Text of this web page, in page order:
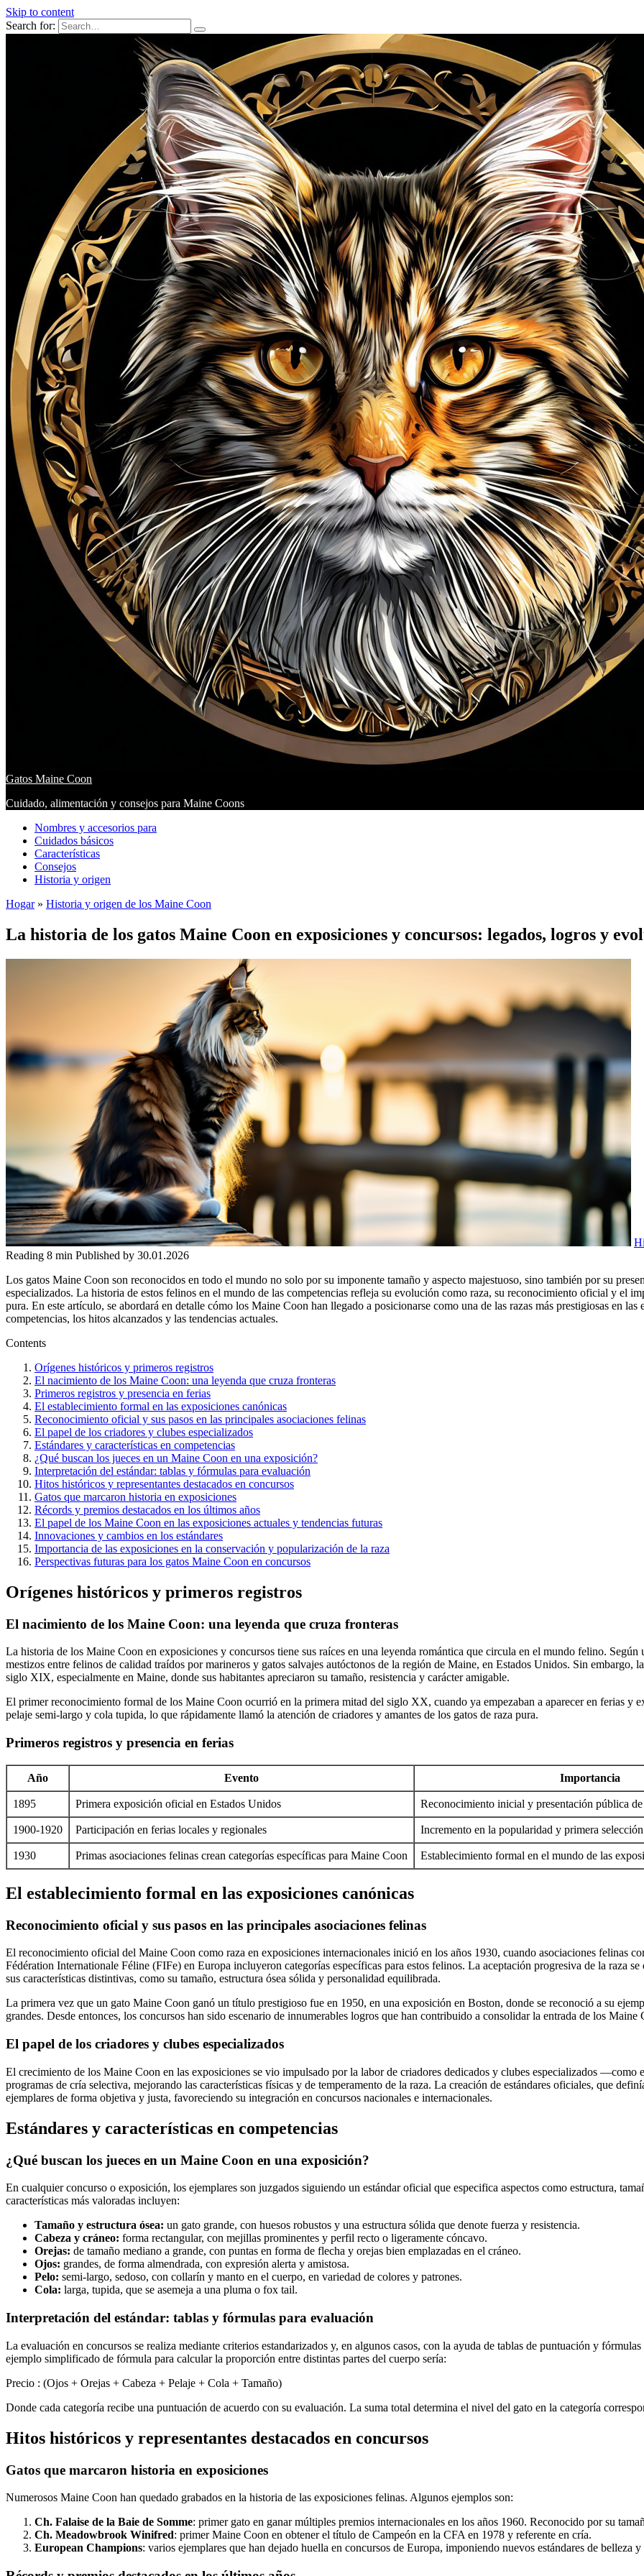
Skip to content
Search for:
Gatos Maine Coon
Cuidado, alimentación y consejos para Maine Coons
Nombres y accesorios para
Cuidados básicos
Características
Consejos
Historia y origen
Hogar» Historia y origen de los Maine Coon
La historia de los gatos Maine Coon en exposiciones y concursos: legados, logros y
Reading 8 min Published by 30.01.2026
Los gatos Maine Coon son reconocidos en todo el mundo no solo por su imponente tamaño y aspecto majestuoso, sino también por su
especializados. La historia de estos felinos en el mundo de las competencias refleja su evolución como raza, su reconocimiento oficial y el
pura. En este artículo, se abordará en detalle cómo los Maine Coon han llegado a posicionarse como una de las razas más prestigiosas en
competencias, los hitos alcanzados y las tendencias actuales.
Contents
Orígenes históricos y primeros registros
El nacimiento de los Maine Coon: una leyenda que cruza fronteras
Primeros registros y presencia en ferias
El establecimiento formal en las exposiciones canónicas
Reconocimiento oficial y sus pasos en las principales asociaciones felinas
El papel de los criadores y clubes especializados
Estándares y características en competencias
¿Qué buscan los jueces en un Maine Coon en una exposición?
Interpretación del estándar: tablas y fórmulas para evaluación
Hitos históricos y representantes destacados en concursos
Gatos que marcaron historia en exposiciones
Récords y premios destacados en los últimos años
El papel de los Maine Coon en las exposiciones actuales y tendencias futuras
Innovaciones y cambios en los estándares
Importancia de las exposiciones en la conservación y popularización de la raza
Perspectivas futuras para los gatos Maine Coon en concursos
Orígenes históricos y primeros registros
El nacimiento de los Maine Coon: una leyenda que cruza fronteras
La historia de los Maine Coon en exposiciones y concursos tiene sus raíces en una leyenda romántica que circula en el mundo felino.
mestizos entre felinos de calidad traídos por marineros y gatos salvajes autóctonos de la región de Maine, en Estados Unidos. Sin embargo,
siglo XIX, especialmente en Maine, donde sus habitantes apreciaron su tamaño, resistencia y carácter amigable.
El primer reconocimiento formal de los Maine Coon ocurrió en la primera mitad del siglo XX, cuando ya empezaban a aparecer en ferias y
pelaje semi-largo y cola tupida, lo que rápidamente llamó la atención de criadores y amantes de los gatos de raza pura.
Primeros registros y presencia en ferias
Año Evento Importancia
1895 Primera exposición oficial en Estados Unidos Reconocimiento inicial y presentación pública de
1900-1920 Participación en ferias locales y regionales Incremento en la popularidad y primera
1930 Primas asociaciones felinas crean categorías específicas para Maine Coon Establecimiento formal en el mundo de las
El establecimiento formal en las exposiciones canónicas
Reconocimiento oficial y sus pasos en las principales asociaciones felinas
El reconocimiento oficial del Maine Coon como raza en exposiciones internacionales inició en los años 1930, cuando asociaciones felinas
Fédération Internationale Féline (FIFe) en Europa incluyeron categorías específicas para estos felinos. La aceptación progresiva de la raza
sus características distintivas, como su tamaño, estructura ósea sólida y personalidad equilibrada.
La primera vez que un gato Maine Coon ganó un título prestigioso fue en 1950, en una exposición en Boston, donde se reconoció a su
grandes. Desde entonces, los concursos han sido escenario de innumerables logros que han contribuido a consolidar la entrada de los
El papel de los criadores y clubes especializados
El crecimiento de los Maine Coon en las exposiciones se vio impulsado por la labor de criadores dedicados y clubes especializados
programas de cría selectiva, mejorando las características físicas y de temperamento de la raza. La creación de estándares oficiales, que
ejemplares de forma objetiva y justa, favoreciendo su integración en concursos nacionales e internacionales.
Estándares y características en competencias
¿Qué buscan los jueces en un Maine Coon en una exposición?
En cualquier concurso o exposición, los ejemplares son juzgados siguiendo un estándar oficial que especifica aspectos como estructura,
características más valoradas incluyen:
Tamaño y estructura ósea: un gato grande, con huesos robustos y una estructura sólida que denote fuerza y resistencia.
Cabeza y cráneo: forma rectangular, con mejillas prominentes y perfil recto o ligeramente cóncavo.
Orejas: de tamaño mediano a grande, con puntas en forma de flecha y orejas bien emplazadas en el cráneo.
Ojos: grandes, de forma almendrada, con expresión alerta y amistosa.
Pelo: semi-largo, sedoso, con collarín y manto en el cuerpo, en variedad de colores y patrones.
Cola: larga, tupida, que se asemeja a una pluma o fox tail.
Interpretación del estándar: tablas y fórmulas para evaluación
La evaluación en concursos se realiza mediante criterios estandarizados y, en algunos casos, con la ayuda de tablas de puntuación y
ejemplo simplificado de fórmula para calcular la proporción entre distintas partes del cuerpo sería:
Precio : (Ojos + Orejas + Cabeza + Pelaje + Cola + Tamaño)
Donde cada categoría recibe una puntuación de acuerdo con su evaluación. La suma total determina el nivel del gato en la categoría
Hitos históricos y representantes destacados en concursos
Gatos que marcaron historia en exposiciones
Numerosos Maine Coon han quedado grabados en la historia de las exposiciones felinas. Algunos ejemplos son:
Ch. Falaise de la Baie de Somme: primer gato en ganar múltiples premios internacionales en los años 1960. Reconocido por su
Ch. Meadowbrook Winifred: primer Maine Coon en obtener el título de Campeón en la CFA en 1978 y referente en cría.
European Champions: varios ejemplares que han dejado huella en concursos de Europa, imponiendo nuevos estándares de belleza